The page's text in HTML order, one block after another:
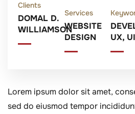
Clients
DOMAL D.
WILLIAMSON
Services
WEBSITE
DESIGN
UX, UI
Lorem ipsum dolor sit amet,
sed do eiusmod tempor